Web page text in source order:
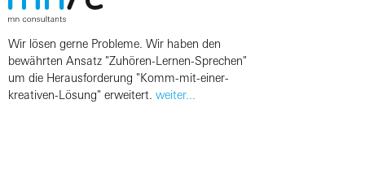
Wir lösen gerne Probleme. Wir haben den
bewährten Ansatz "Zuhören-Lernen-Sprechen"
um die Herausforderung "Komm-mit-einer-
kreativen-Lösung" erweitert. weiter...